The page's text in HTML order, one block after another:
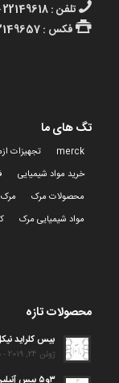
تلفن : 22149618 – 021
فکس : 22149657 – 021
تگ های ما
merck تجهیزات
خرید مواد شیمیایی
محصولات مرک
مرک
مواد شیمیایی مرک
محصولات تازه
بیس کلراید نیکل ۲|
ژوئن 24, 2019 - 12:55 ب.ظ
۳و۵ بیس آنیلین| ۸۴۱۱۴۴